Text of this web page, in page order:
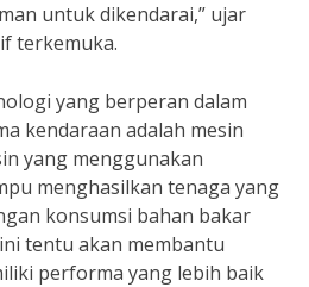
untuk dikendarai,” ujar
terkemuka.
yang berperan dalam
kendaraan adalah mesin
yang menggunakan
menghasilkan tenaga yang
konsumsi bahan bakar
tentu akan membantu
performa yang lebih baik